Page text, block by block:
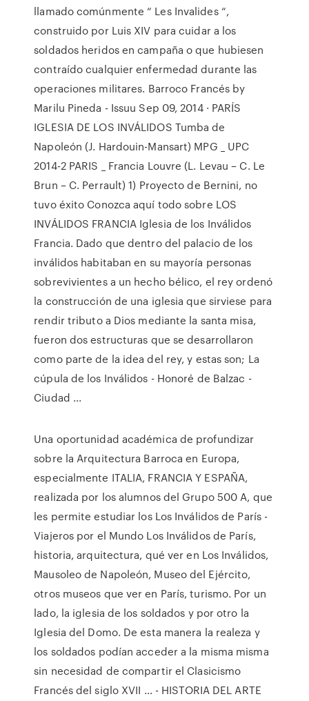
llamado comúnmente “ Les Invalides “,
construido por Luis XIV para cuidar a los
soldados heridos en campaña o que hubiesen
contraído cualquier enfermedad durante las
operaciones militares. Barroco Francés by
Marilu Pineda - Issuu Sep 09, 2014 · PARÍS
IGLESIA DE LOS INVÁLIDOS Tumba de
Napoleón (J. Hardouin-Mansart) MPG _ UPC
2014-2 PARIS _ Francia Louvre (L. Levau – C. Le
Brun – C. Perrault) 1) Proyecto de Bernini, no
tuvo éxito Conozca aquí todo sobre LOS
INVÁLIDOS FRANCIA Iglesia de los Inválidos
Francia. Dado que dentro del palacio de los
inválidos habitaban en su mayoría personas
sobrevivientes a un hecho bélico, el rey ordenó
la construcción de una iglesia que sirviese para
rendir tributo a Dios mediante la santa misa,
fueron dos estructuras que se desarrollaron
como parte de la idea del rey, y estas son; La
cúpula de los Inválidos - Honoré de Balzac -
Ciudad ...
Una oportunidad académica de profundizar
sobre la Arquitectura Barroca en Europa,
especialmente ITALIA, FRANCIA Y ESPAÑA,
realizada por los alumnos del Grupo 500 A, que
les permite estudiar los Los Inválidos de París -
Viajeros por el Mundo Los Inválidos de París,
historia, arquitectura, qué ver en Los Inválidos,
Mausoleo de Napoleón, Museo del Ejército,
otros museos que ver en París, turismo. Por un
lado, la iglesia de los soldados y por otro la
Iglesia del Domo. De esta manera la realeza y
los soldados podían acceder a la misma misma
sin necesidad de compartir el Clasicismo
Francés del siglo XVII ... - HISTORIA DEL ARTE